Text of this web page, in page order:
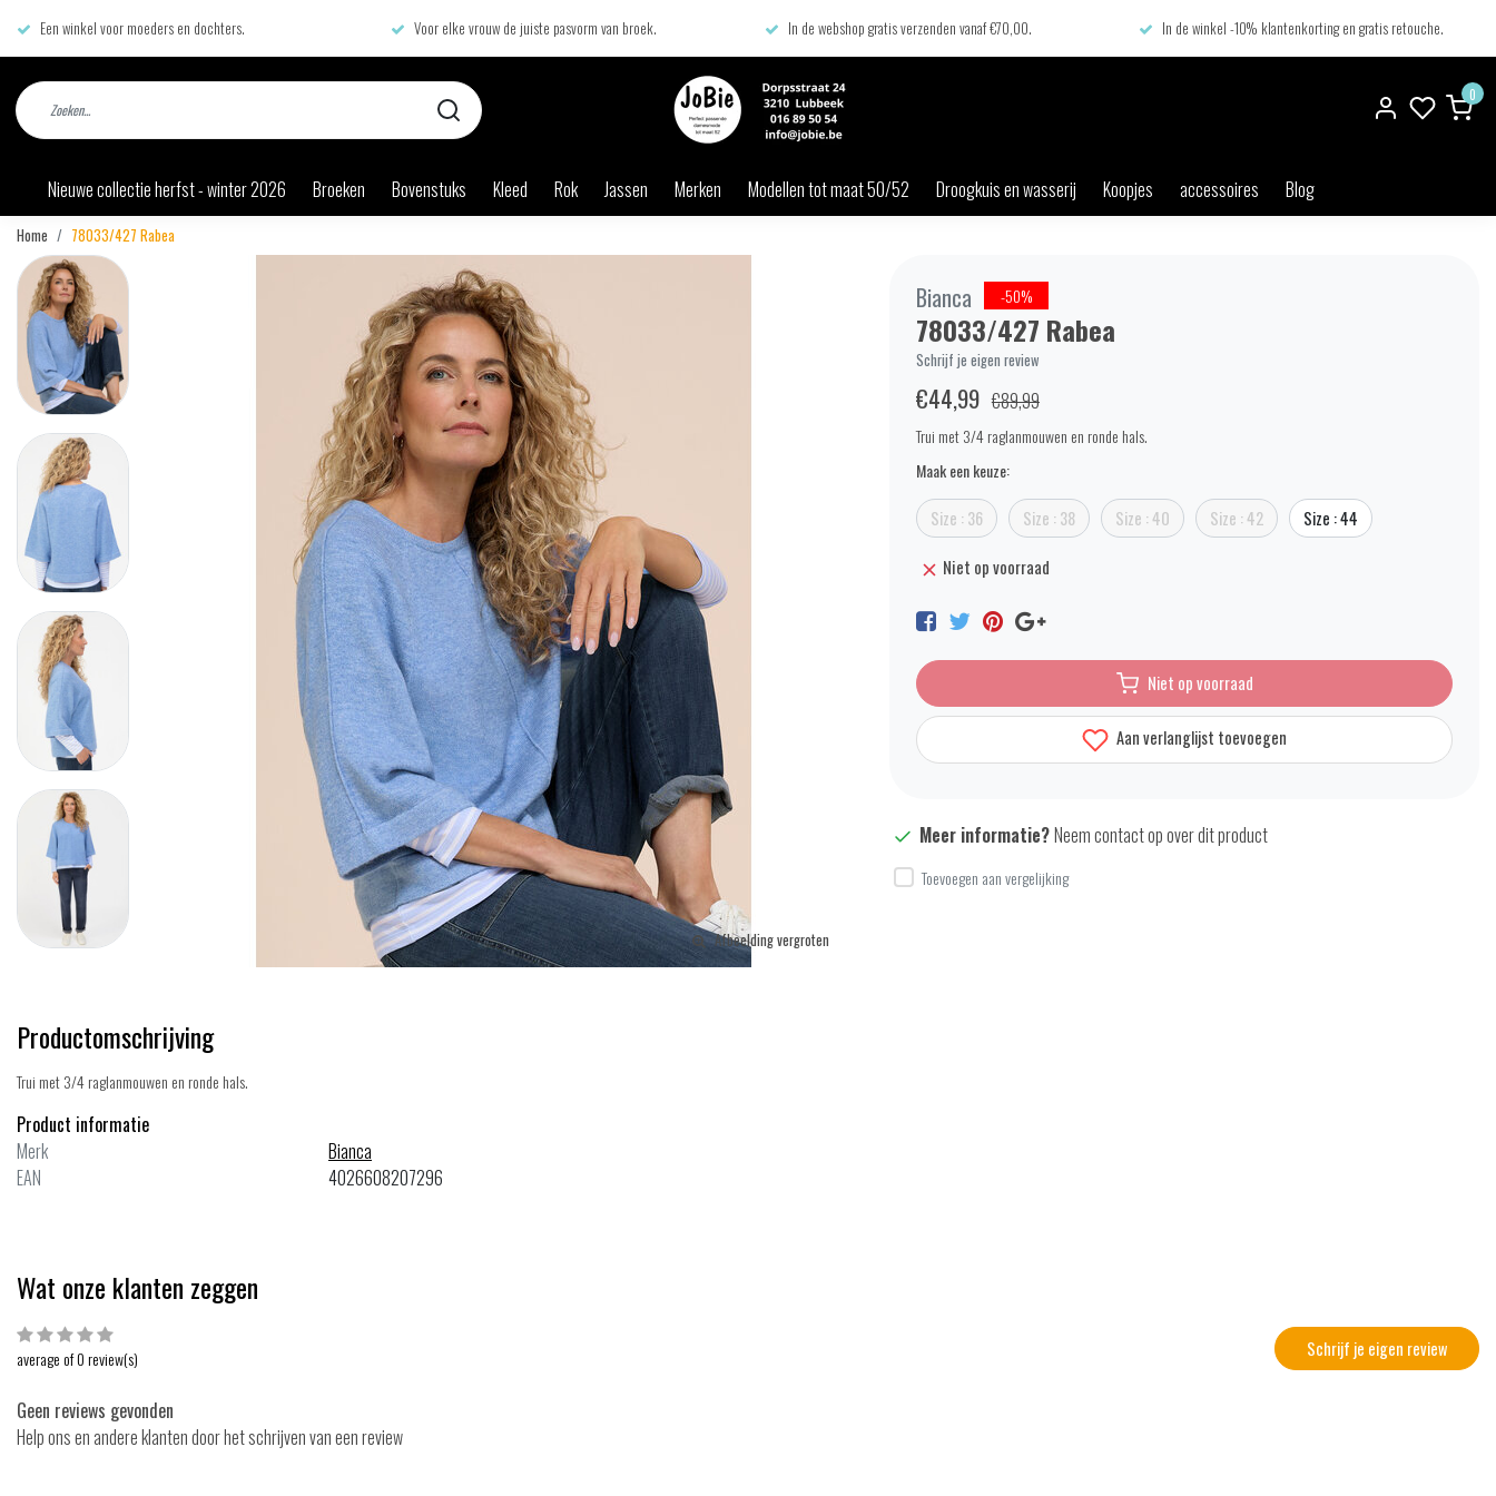
Een winkel voor moeders en dochters. Voor elke vrouw de juiste pasvorm van broek. In de webshop gratis verzenden vanaf €70,00. In de winkel -10% klantenkorting en gratis retouche.
0
Nieuwe collectie herfst - winter 2026 Broeken Bovenstuks Kleed Rok Jassen Merken Modellen tot maat 50/52 Droogkuis en wasserij Koopjes accessoires Blog
Home 78033/427 Rabea
Afbeelding vergroten
Bianca -50%
78033/427 Rabea
Schrijf je eigen review
€44,99 €89,99
Trui met 3/4 raglanmouwen en ronde hals.
Maak een keuze:
Size : 36 Size : 38 Size : 40 Size : 42 Size : 44
Niet op voorraad
Niet op voorraad
Aan verlanglijst toevoegen
Meer informatie?Neem contact op over dit product
Toevoegen aan vergelijking
Productomschrijving
Trui met 3/4 raglanmouwen en ronde hals.
Product informatie
Merk
Bianca
EAN
4026608207296
Wat onze klanten zeggen
average of 0 review(s) Schrijf je eigen review
Geen reviews gevonden
Help ons en andere klanten door het schrijven van een review